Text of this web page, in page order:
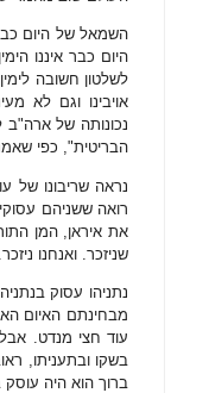
השמאל של היום
היום כבר איננו
לשלטון חשובה
אויבינו וגם לא
נכונותה של ארה"ב
הבריטית", כפי
נראה שריבונו של
רואה ששניהם
את איראן, המן
שניזכר. ואנחנו
נתניהו עסוק
מבחינתם האיום
עוד חצי מנדט.
בשקו ובתעניתו,
ברוך הוא היה